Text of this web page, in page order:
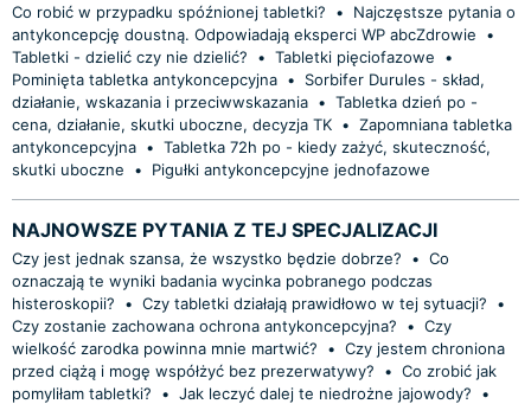
Co robić w przypadku spóźnionej tabletki? •
Najczęstsze pytania o
antykoncepcję doustną. Odpowiadają eksperci WP abcZdrowie
•
Tabletki - dzielić czy nie dzielić?
• Tabletki pięciofazowe
•
Pominięta tabletka antykoncepcyjna •
Sorbifer Durules - skład,
działanie, wskazania i przeciwwskazania • Tabletka dzień po -
cena, działanie, skutki uboczne, decyzja TK • Zapomniana tabletka
antykoncepcyjna • Tabletka 72h po - kiedy zażyć, skuteczność,
skutki uboczne
• Pigułki antykoncepcyjne jednofazowe
NAJNOWSZE PYTANIA Z TEJ SPECJALIZACJI
Czy jest jednak szansa, że wszystko będzie dobrze? • Co
oznaczają te wyniki badania wycinka pobranego podczas
histeroskopii?
• Czy tabletki działają prawidłowo w tej sytuacji?
•
Czy zostanie zachowana ochrona antykoncepcyjna?
• Czy
wielkość zarodka powinna mnie martwić?
• Czy jestem chroniona
przed ciążą i mogę współżyć bez prezerwatywy?
• Co zrobić jak
pomyliłam tabletki?
• Jak leczyć dalej te niedrożne jajowody?
•